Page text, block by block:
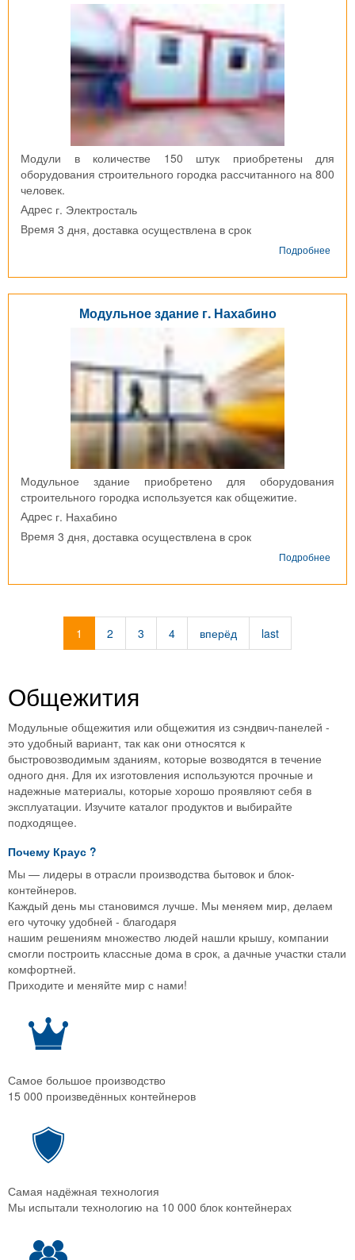
Модули в количестве 150 штук приобретены для
оборудования строительного городка рассчитанного на 800
человек.
Адрес г. Электросталь
Время 3 дня, доставка осуществлена в срок
Подробнее
Модульное здание г. Нахабино
Модульное здание приобретено для оборудования
строительного городка используется как общежитие.
Адрес г. Нахабино
Время 3 дня, доставка осуществлена в срок
Подробнее
1 2 3 4 вперёд last
Общежития
Модульные общежития или общежития из сэндвич-панелей -
это удобный вариант, так как они относятся к
быстровозводимым зданиям, которые возводятся в течение
одного дня. Для их изготовления используются прочные и
надежные материалы, которые хорошо проявляют себя в
эксплуатации. Изучите каталог продуктов и выбирайте
подходящее.
Почему Краус ?
Мы — лидеры в отрасли производства бытовок и блок-
контейнеров.
Каждый день мы становимся лучше. Мы меняем мир, делаем
его чуточку удобней - благодаря
нашим решениям множество людей нашли крышу, компании
смогли построить классные дома в срок, а дачные участки стали
комфортней.
Приходите и меняйте мир с нами!
Самое большое производство
15 000 произведённых контейнеров
Самая надёжная технология
Мы испытали технологию на 10 000 блок контейнерах